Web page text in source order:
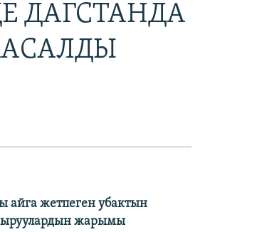
ДАГСТАНДА
айга жетпеген убактын
жарымы